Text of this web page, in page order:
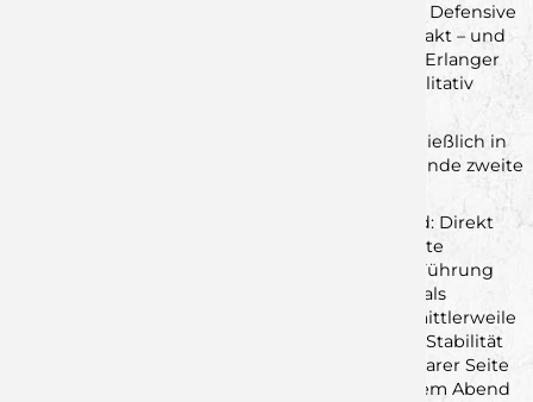
Abwehrformation. Gleichzeitig setzte die eigene Defensive
starke Akzente, arbeitete diszipliniert und kompakt – und
das gegen eine personell extrem stark besetzte Erlanger
Mannschaft, die mit einem Kader antrat, der qualitativ
Mit einem knappen 18:19-Rückstand ging es schließlich in
die Kabine – alles war angerichtet für eine packende zweite
Und die Jungwölfe kamen stark zurück aufs Feld: Direkt
nach Wiederanpfiff gelang zunächst der verdiente
Ausgleich, wenig später sogar die erste eigene Führung
der Partie. In dieser Phase zeigte Rimpar nochmals
eindrucksvoll, welches Niveau die Mannschaft mittlerweile
erreicht hat. Tempo, Konsequenz und defensive Stabilität
sorgten dafür, dass das Spiel kurzzeitig auf Rimparer Seite
zu kippen drohte und spürbar war, dass an diesem Abend